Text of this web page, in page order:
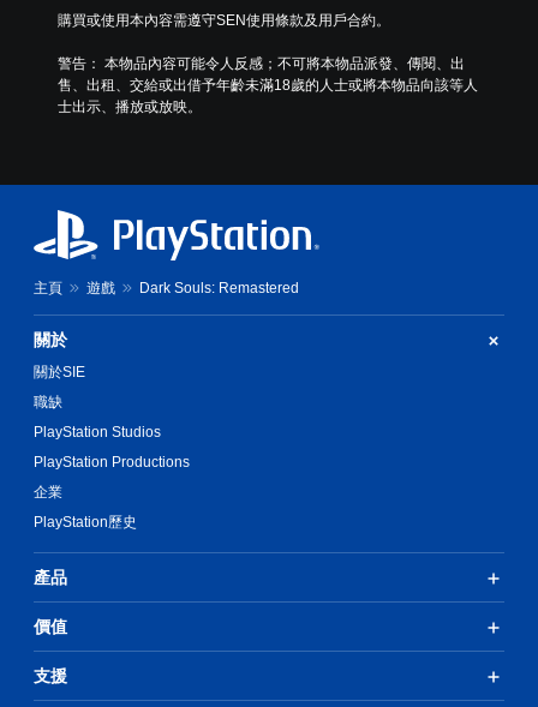
購買或使用本內容需遵守SEN使用條款及用戶合約。
警告： 本物品內容可能令人反感；不可將本物品派發、傳閱、出
售、出租、交給或出借予年齡未滿18歲的人士或將本物品向該等人
士出示、播放或放映。
主頁 遊戲 Dark Souls: Remastered
關於
關於SIE
職缺
PlayStation Studios
PlayStation Productions
企業
PlayStation歷史
產品
價值
支援